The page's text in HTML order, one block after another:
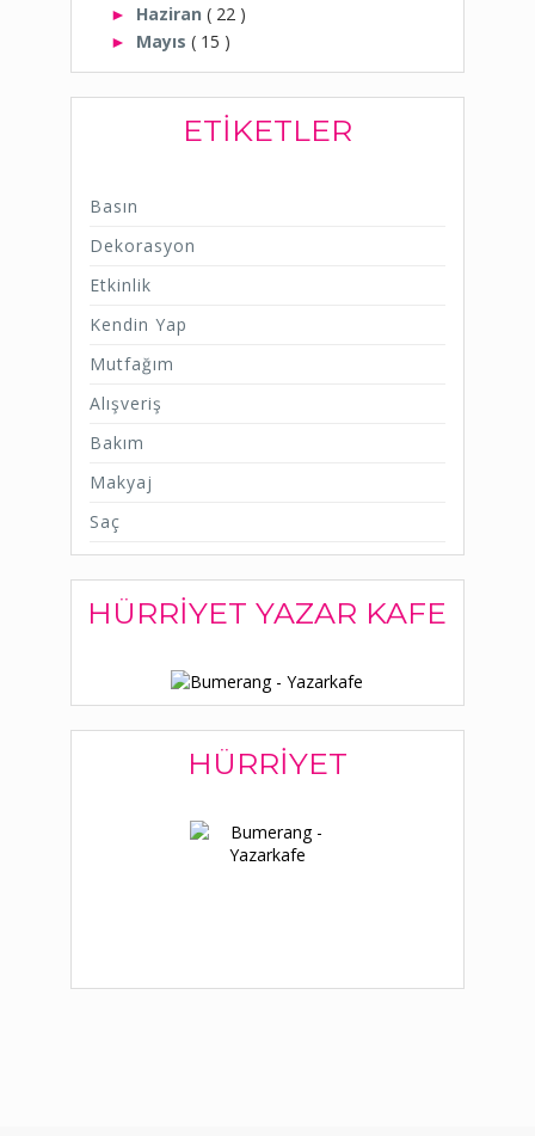
► Haziran ( 22 )
► Mayıs ( 15 )
ETIKETLER
Basın
Dekorasyon
Etkinlik
Kendin Yap
Mutfağım
Alışveriş
Bakım
Makyaj
Saç
HÜRRIYET YAZAR KAFE
HÜRRIYET